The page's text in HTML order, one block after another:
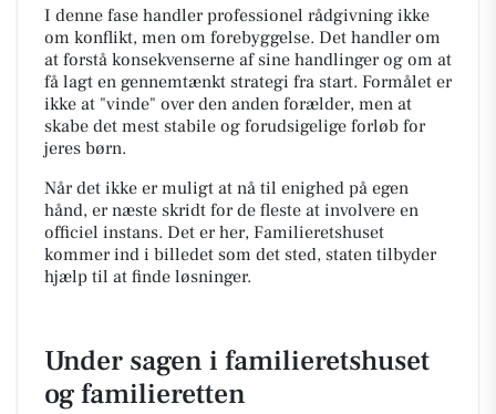
I denne fase handler professionel rådgivning ikke
om konflikt, men om forebyggelse. Det handler om
at forstå konsekvenserne af sine handlinger og om at
få lagt en gennemtænkt strategi fra start. Formålet er
ikke at "vinde" over den anden forælder, men at
skabe det mest stabile og forudsigelige forløb for
jeres børn.
Når det ikke er muligt at nå til enighed på egen
hånd, er næste skridt for de fleste at involvere en
officiel instans. Det er her, Familieretshuset
kommer ind i billedet som det sted, staten tilbyder
hjælp til at finde løsninger.
Under sagen i familieretshuset
og familieretten